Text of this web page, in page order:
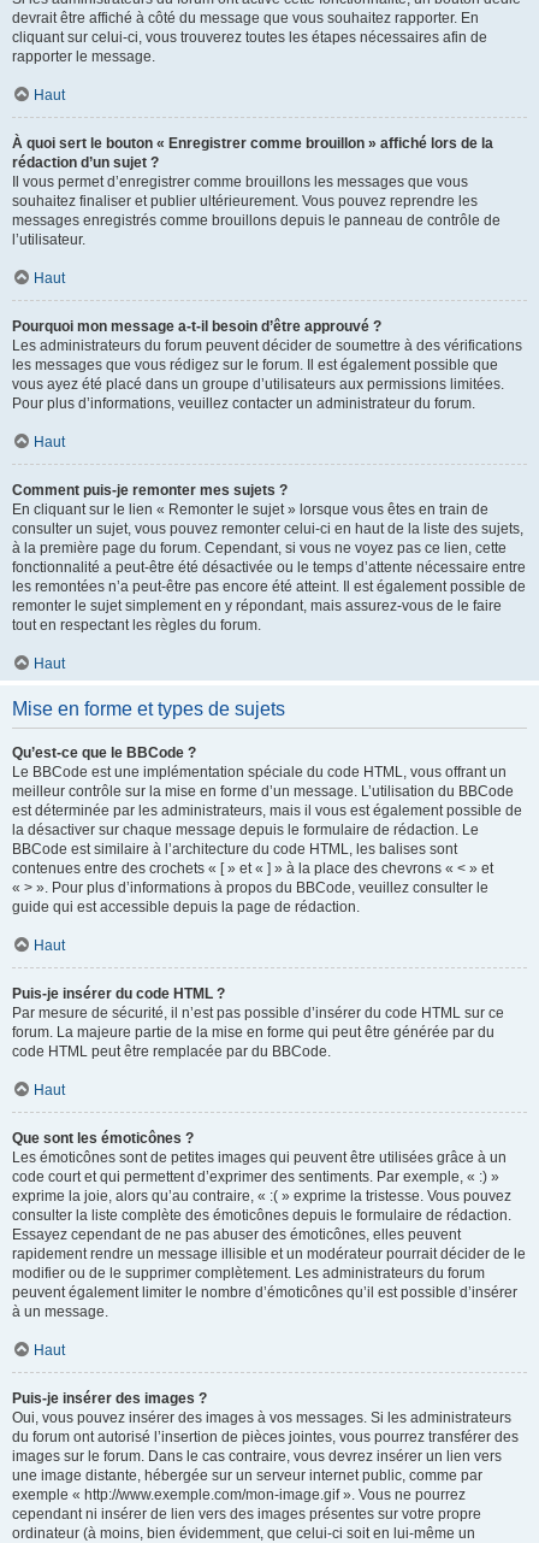
devrait être affiché à côté du message que vous souhaitez rapporter. En
cliquant sur celui-ci, vous trouverez toutes les étapes nécessaires afin de
rapporter le message.
Haut
À quoi sert le bouton « Enregistrer comme brouillon » affiché lors de la
rédaction d’un sujet ?
Il vous permet d’enregistrer comme brouillons les messages que vous
souhaitez finaliser et publier ultérieurement. Vous pouvez reprendre les
messages enregistrés comme brouillons depuis le panneau de contrôle de
l’utilisateur.
Haut
Pourquoi mon message a-t-il besoin d’être approuvé ?
Les administrateurs du forum peuvent décider de soumettre à des vérifications
les messages que vous rédigez sur le forum. Il est également possible que
vous ayez été placé dans un groupe d’utilisateurs aux permissions limitées.
Pour plus d’informations, veuillez contacter un administrateur du forum.
Haut
Comment puis-je remonter mes sujets ?
En cliquant sur le lien « Remonter le sujet » lorsque vous êtes en train de
consulter un sujet, vous pouvez remonter celui-ci en haut de la liste des sujets,
à la première page du forum. Cependant, si vous ne voyez pas ce lien, cette
fonctionnalité a peut-être été désactivée ou le temps d’attente nécessaire entre
les remontées n’a peut-être pas encore été atteint. Il est également possible de
remonter le sujet simplement en y répondant, mais assurez-vous de le faire
tout en respectant les règles du forum.
Haut
Mise en forme et types de sujets
Qu’est-ce que le BBCode ?
Le BBCode est une implémentation spéciale du code HTML, vous offrant un
meilleur contrôle sur la mise en forme d’un message. L’utilisation du BBCode
est déterminée par les administrateurs, mais il vous est également possible de
la désactiver sur chaque message depuis le formulaire de rédaction. Le
BBCode est similaire à l’architecture du code HTML, les balises sont
contenues entre des crochets « [ » et « ] » à la place des chevrons « < » et
« > ». Pour plus d’informations à propos du BBCode, veuillez consulter le
guide qui est accessible depuis la page de rédaction.
Haut
Puis-je insérer du code HTML ?
Par mesure de sécurité, il n’est pas possible d’insérer du code HTML sur ce
forum. La majeure partie de la mise en forme qui peut être générée par du
code HTML peut être remplacée par du BBCode.
Haut
Que sont les émoticônes ?
Les émoticônes sont de petites images qui peuvent être utilisées grâce à un
code court et qui permettent d’exprimer des sentiments. Par exemple, « :) »
exprime la joie, alors qu’au contraire, « :( » exprime la tristesse. Vous pouvez
consulter la liste complète des émoticônes depuis le formulaire de rédaction.
Essayez cependant de ne pas abuser des émoticônes, elles peuvent
rapidement rendre un message illisible et un modérateur pourrait décider de le
modifier ou de le supprimer complètement. Les administrateurs du forum
peuvent également limiter le nombre d’émoticônes qu’il est possible d’insérer
à un message.
Haut
Puis-je insérer des images ?
Oui, vous pouvez insérer des images à vos messages. Si les administrateurs
du forum ont autorisé l’insertion de pièces jointes, vous pourrez transférer des
images sur le forum. Dans le cas contraire, vous devrez insérer un lien vers
une image distante, hébergée sur un serveur internet public, comme par
exemple « http://www.exemple.com/mon-image.gif ». Vous ne pourrez
cependant ni insérer de lien vers des images présentes sur votre propre
ordinateur (à moins, bien évidemment, que celui-ci soit en lui-même un